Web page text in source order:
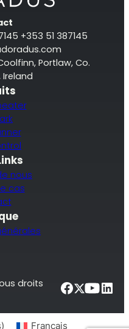
+353 51 387145
Portlaw, Co.
nous
cas
droits
) Français